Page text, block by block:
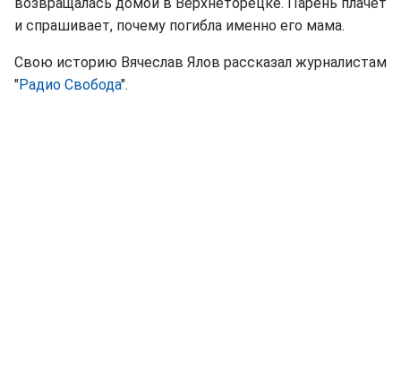
и спрашивает, почему погибла именно его мама.
Свою историю Вячеслав Ялов рассказал журналистам
"Радио Свобода".